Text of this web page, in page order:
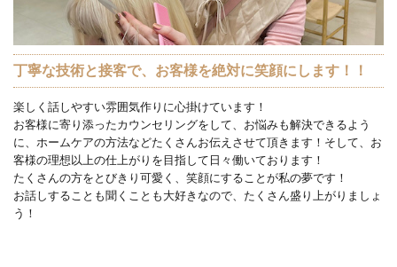
丁寧な技術と接客で、お客様を絶対に笑顔にします！！
楽しく話しやすい雰囲気作りに心掛けています！
お客様に寄り添ったカウンセリングをして、お悩みも解決できるよう
に、ホームケアの方法などたくさんお伝えさせて頂きます！そして、お
客様の理想以上の仕上がりを目指して日々働いております！
たくさんの方をとびきり可愛く、笑顔にすることが私の夢です！
お話しすることも聞くことも大好きなので、たくさん盛り上がりましょ
う！